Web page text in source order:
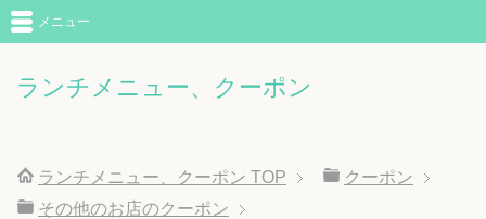
ランチメニュー、クーポン
メニュー
ランチメニュー、クーポン TOP
クーポン
その他のお店のクーポン